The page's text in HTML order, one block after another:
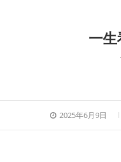
一生
2025年6月9日